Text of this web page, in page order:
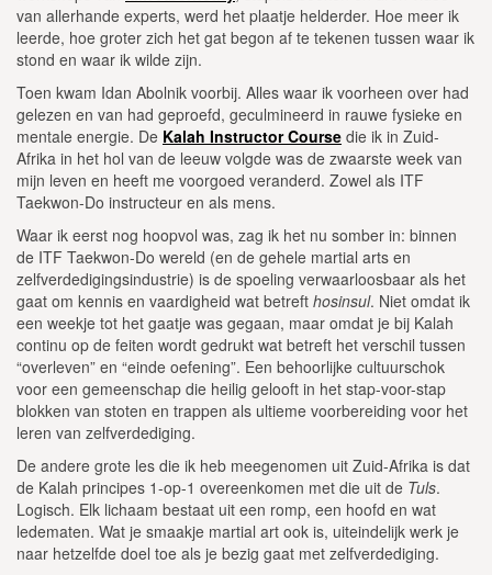
van allerhande experts, werd het plaatje helderder. Hoe meer ik
leerde, hoe groter zich het gat begon af te tekenen tussen waar ik
stond en waar ik wilde zijn.
Toen kwam Idan Abolnik voorbij. Alles waar ik voorheen over had
gelezen en van had geproefd, geculmineerd in rauwe fysieke en
mentale energie. De Kalah Instructor Course die ik in Zuid-
Afrika in het hol van de leeuw volgde was de zwaarste week van
mijn leven en heeft me voorgoed veranderd. Zowel als ITF
Taekwon-Do instructeur en als mens.
Waar ik eerst nog hoopvol was, zag ik het nu somber in: binnen
de ITF Taekwon-Do wereld (en de gehele martial arts en
zelfverdedigingsindustrie) is de spoeling verwaarloosbaar als het
gaat om kennis en vaardigheid wat betreft hosinsul. Niet omdat ik
een weekje tot het gaatje was gegaan, maar omdat je bij Kalah
continu op de feiten wordt gedrukt wat betreft het verschil tussen
“overleven” en “einde oefening”. Een behoorlijke cultuurschok
voor een gemeenschap die heilig gelooft in het stap-voor-stap
blokken van stoten en trappen als ultieme voorbereiding voor het
leren van zelfverdediging.
De andere grote les die ik heb meegenomen uit Zuid-Afrika is dat
de Kalah principes 1-op-1 overeenkomen met die uit de Tuls.
Logisch. Elk lichaam bestaat uit een romp, een hoofd en wat
ledematen. Wat je smaakje martial art ook is, uiteindelijk werk je
naar hetzelfde doel toe als je bezig gaat met zelfverdediging.